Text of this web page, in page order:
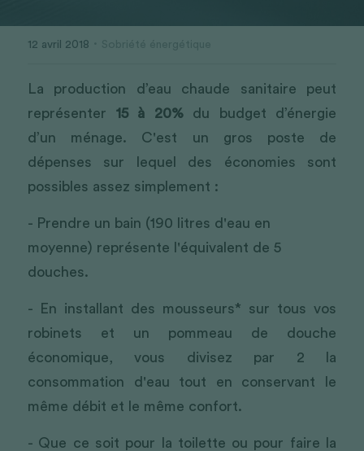
12 avril 2018
La production d’eau chaude sanitaire peut
représenter 15 à 20% du budget d’énergie
d’un ménage. C'est un gros poste de
dépenses sur lequel des économies sont
possibles assez simplement :
- Prendre un bain (190 litres d'eau en
moyenne) représente l'équivalent de 5
douches.
- En installant des mousseurs* sur tous vos
robinets et un pommeau de douche
économique, vous divisez par 2 la
consommation d'eau tout en conservant le
même débit et le même confort.
- Que ce soit pour la toilette ou pour faire la